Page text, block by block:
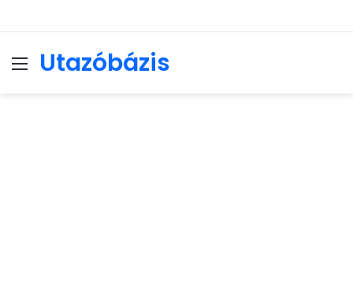
MenuUtazóbázis